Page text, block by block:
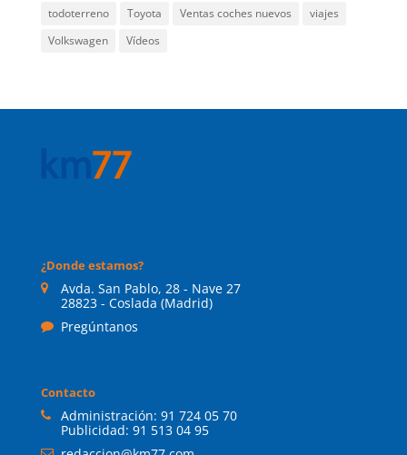
todoterreno
Toyota Ventas coches nuevos
viajes
Volkswagen
Vídeos
¿Donde estamos?
Avda. San Pablo, 28 - Nave 27
28823 - Coslada (Madrid)
Pregúntanos
Contacto
Administración: 91 724 05 70
Publicidad: 91 513 04 95